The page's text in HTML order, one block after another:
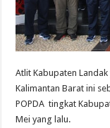
Atlit Kabupaten
Kalimantan Barat ini
POPDA tingkat
Mei yang lalu.